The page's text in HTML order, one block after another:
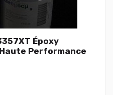
Époxy
Performance